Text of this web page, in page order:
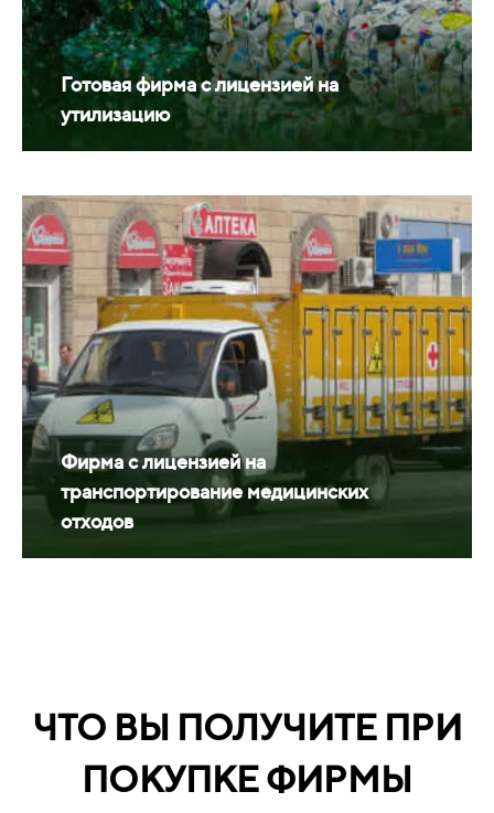
Готовая фирма с лицензией на
утилизацию
Фирма с лицензией на
транспортирование медицинских
отходов
ЧТО ВЫ ПОЛУЧИТЕ ПРИ
ПОКУПКЕ ФИРМЫ